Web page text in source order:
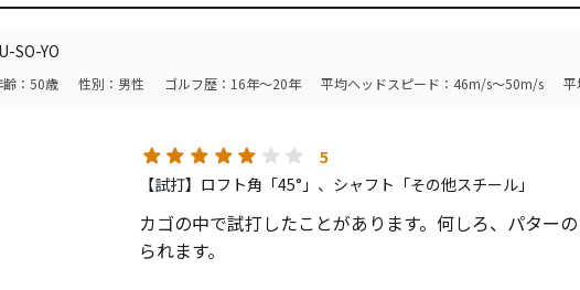
SO-YO
齢：50歳 性別：男性 ゴルフ歴：16年～20年 平均ヘッドスピード：46m/s～50m/s 平
5
【試打】ロフト角「45°」、シャフト「その他スチール」
カゴの中で試打したことがあります。何しろ、パター
られます。